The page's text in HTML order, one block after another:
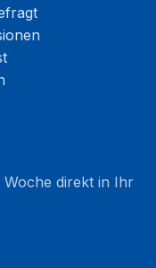
Woche direkt in Ihr